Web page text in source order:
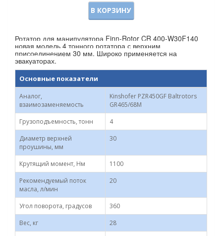
В КОРЗИНУ
Ротатор для манипулятора Finn-Rotor CR 400-W30F140
новая модель 4 тонного ротатора с верхним
присоединением 30 мм. Широко применяется на
эвакуаторах.
Основные показатели
Аналог,
взаимозаменяемость
Kinshofer PZR450GF Baltrotors
GR465/68M
Грузоподъемность, тонн
4
Диаметр верхней
проушины, мм
30
Крутящий момент, Нм
1100
Рекомендуемый поток
масла, л/мин
20
Угол поворота, градусов
360
Вес, кг
28